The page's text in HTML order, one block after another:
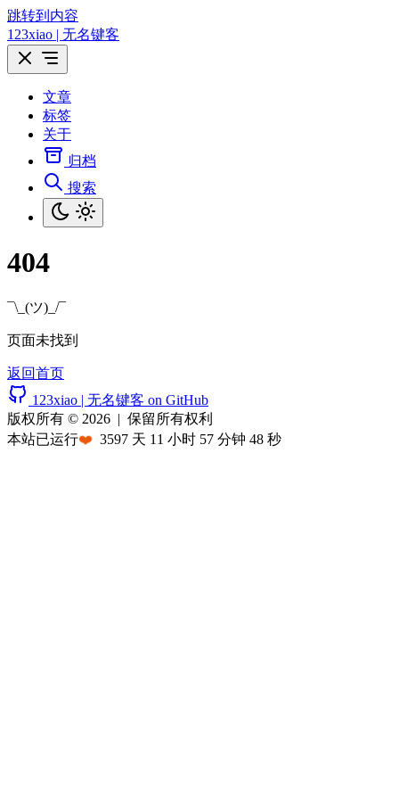
跳转到内容
123xiao | 无名键客
文章
标签
关于
归档
搜索
404
¯\_(ツ)_/¯
页面未找到
返回首页
123xiao | 无名键客 on GitHub
版权所有 © 2026 | 保留所有权利
本站已运行❤️ 3597 天 11 小时 57 分钟 48 秒